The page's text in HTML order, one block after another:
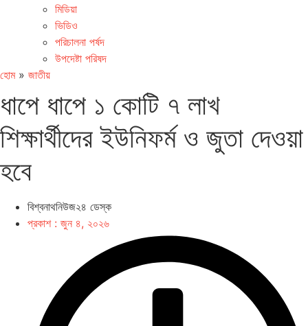
মিডিয়া
ভিডিও
পরিচালনা পর্ষদ
উপদেষ্টা পরিষদ
হোম» জাতীয়
ধাপে ধাপে ১ কোটি ৭ লাখ
শিক্ষার্থীদের ইউনিফর্ম ও জুতা দেওয়া
হবে
বিশ্বনাথনিউজ২৪ ডেস্ক
প্রকাশ : জুন ৪, ২০২৬